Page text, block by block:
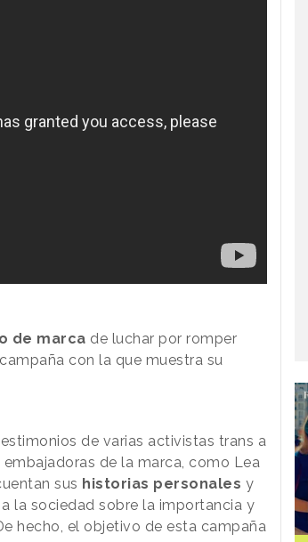
de marca de luchar por romper
con la que muestra su
de varias activistas trans a
de la marca, como Lea
sus historias personales y
la sociedad sobre la importancia y
hecho, el objetivo de esta campaña